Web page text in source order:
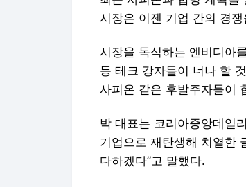
시장은 이젠 기업 간의 경
시장을 독식하는 엔비디아
등 테크 강자들이 너나 할
사피온 같은 후발주자들이
박 대표는 코리아중앙데일
기업으로 재탄생해 치열한
다하겠다”고 말했다.